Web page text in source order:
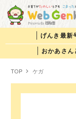
げんき最新
おかあさん
TOP ケガ